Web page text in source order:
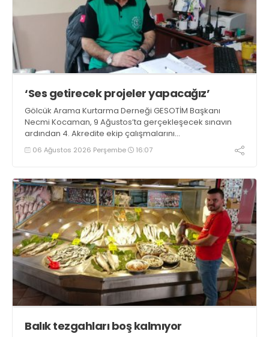
‘Ses getirecek projeler yapacağız’
Gölcük Arama Kurtarma Derneği GESOTİM Başkanı
Necmi Kocaman, 9 Ağustos’ta gerçekleşecek sınavın
ardından 4. Akredite ekip çalışmalarını
tamamlayacaklarını ifade ederek açıklamalarda
bulundu. Kocaman, “Gölcük’te ve Kocaeli genelinde ses
06 Ağustos 2026 Perşembe 16:07
Balık tezgahları boş kalmıyor